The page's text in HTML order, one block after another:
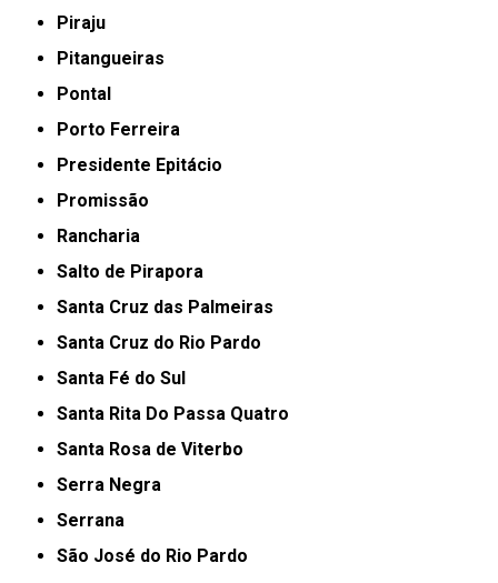
Piraju
Pitangueiras
Pontal
Porto Ferreira
Presidente Epitácio
Promissão
Rancharia
Salto de Pirapora
Santa Cruz das Palmeiras
Santa Cruz do Rio Pardo
Santa Fé do Sul
Santa Rita Do Passa Quatro
Santa Rosa de Viterbo
Serra Negra
Serrana
São José do Rio Pardo